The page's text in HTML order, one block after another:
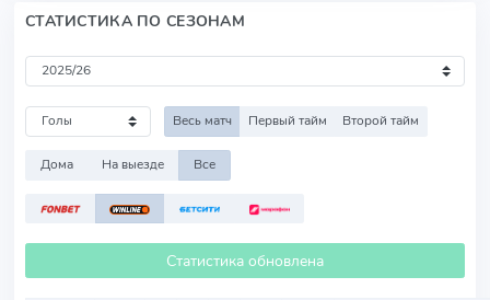
СТАТИСТИКА ПО СЕЗОНАМ
Весь матч Первый тайм Второй тайм
Дома На выезде Все
Статистика обновлена